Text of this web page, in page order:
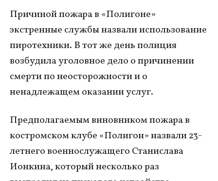
Причиной пожара в «Полигоне»
экстренные службы назвали использование
пиротехники. В тот же день полиция
возбудила уголовное дело о причинении
смерти по неосторожности и о
ненадлежащем оказании услуг.
Предполагаемым виновником пожара в
костромском клубе «Полигон» назвали 23-
летнего военнослужащего Станислава
Ионкина, который несколько раз